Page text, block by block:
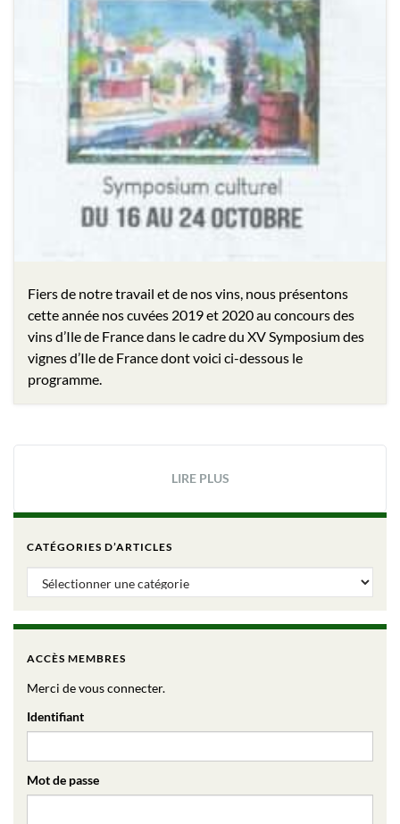
Fiers de notre travail et de nos vins, nous présentons
cette année nos cuvées 2019 et 2020 au concours des
vins d’Ile de France dans le cadre du XV Symposium des
vignes d’Ile de France dont voici ci-dessous le
programme.
LIRE PLUS
CATÉGORIES D’ARTICLES
Catégories d’articles
ACCÈS MEMBRES
Merci de vous connecter.
Identifiant
Mot de passe